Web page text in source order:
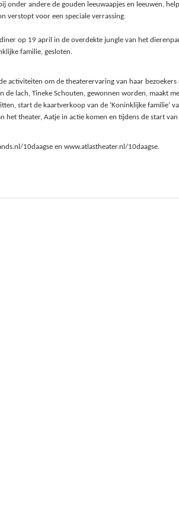
onder andere de gouden leeuwaapjes en leeuwen,
verstopt voor een speciale verrassing.
op 19 april in de overdekte jungle van het
familie, gesloten.
activiteiten om de theaterervaring van haar bezoekers
de lach, Tineke Schouten, gewonnen worden, maakt
start de kaartverkoop van de ‘Koninklijke familie’
het theater, Aatje in actie komen en tijdens de start
10daagse en www.atlastheater.nl/10daagse.